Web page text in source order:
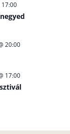
17:00
20:00
17:00